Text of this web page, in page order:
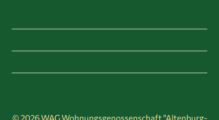
© 2026 WAG Wohnungsgenossenschaft "Altenburg-